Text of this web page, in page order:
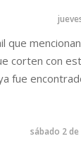
que
corten con
fue
sábado 2